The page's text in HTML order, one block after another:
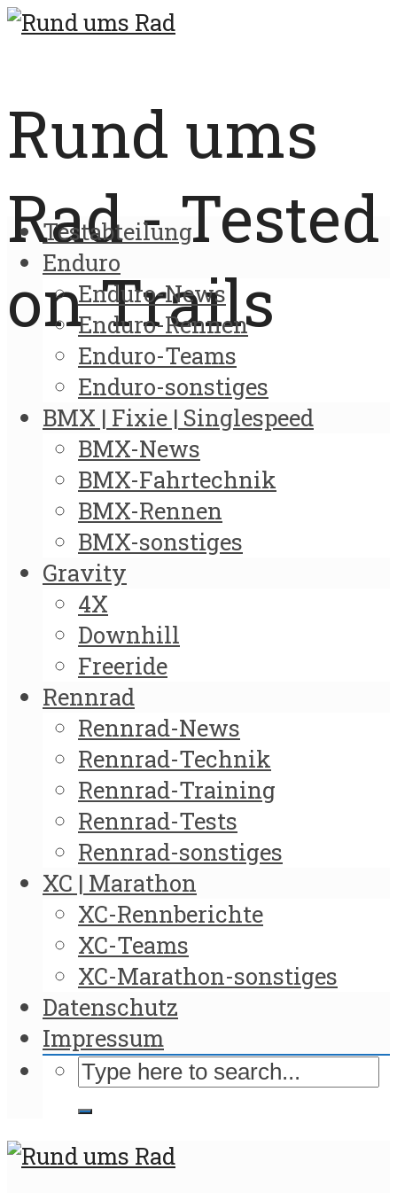
Rund ums
Rad - Tested
on Trails
Testabteilung
Enduro
Enduro-News
Enduro-Rennen
Enduro-Teams
Enduro-sonstiges
BMX | Fixie | Singlespeed
BMX-News
BMX-Fahrtechnik
BMX-Rennen
BMX-sonstiges
Gravity
4X
Downhill
Freeride
Rennrad
Rennrad-News
Rennrad-Technik
Rennrad-Training
Rennrad-Tests
Rennrad-sonstiges
XC | Marathon
XC-Rennberichte
XC-Teams
XC-Marathon-sonstiges
Datenschutz
Impressum